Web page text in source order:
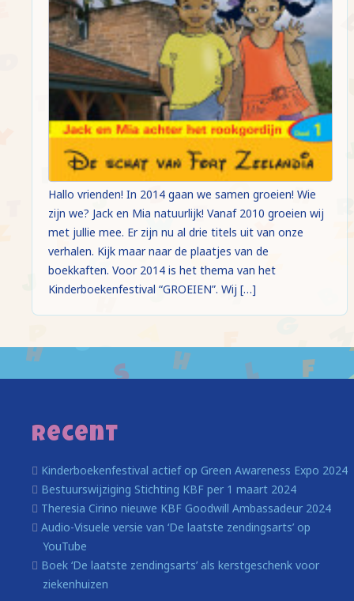
Hallo vrienden! In 2014 gaan we samen groeien! Wie
zijn we? Jack en Mia natuurlijk! Vanaf 2010 groeien wij
met jullie mee. Er zijn nu al drie titels uit van onze
verhalen. Kijk maar naar de plaatjes van de
boekkaften. Voor 2014 is het thema van het
Kinderboekenfestival “GROEIEN”. Wij […]
Recent
Kinderboekenfestival actief op Green Awareness Expo 2024
Bestuurswijziging Stichting KBF per 1 maart 2024
Theresia Cirino nieuwe KBF Goodwill Ambassadeur 2024
Audio-Visuele versie van ‘De laatste zendingsarts’ op
YouTube
Boek ‘De laatste zendingsarts’ als kerstgeschenk voor
ziekenhuizen